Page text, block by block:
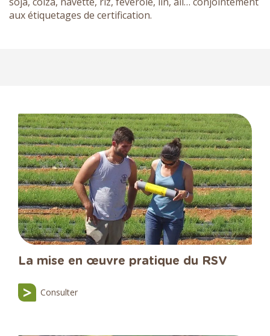
aux étiquetages de certification.
La mise en œuvre pratique du RSV
Consulter